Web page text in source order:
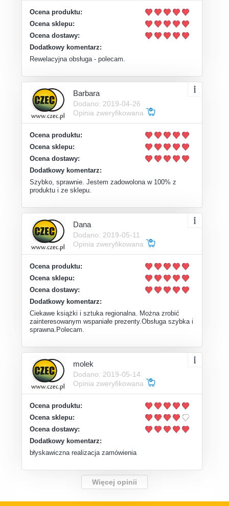
Ocena produktu:
Ocena sklepu:
Ocena dostawy:
Dodatkowy komentarz:
Rewelacyjna obsługa - polecam.
Barbara
Dodano: 2019-04-26
Opinia zweryfikowana
Ocena produktu:
Ocena sklepu:
Ocena dostawy:
Dodatkowy komentarz:
Szybko, sprawnie. Jestem zadowolona w 100% z
produktu i ze sklepu.
Dana
Dodano: 2019-05-11
Opinia zweryfikowana
Ocena produktu:
Ocena sklepu:
Ocena dostawy:
Dodatkowy komentarz:
Ciekawe książki i sztuka regionalna. Można zrobić
zainteresowanym wspaniałe prezenty.Obsługa szybka i
sprawna.Polecam.
molek
Dodano: 2019-05-14
Opinia zweryfikowana
Ocena produktu:
Ocena sklepu:
Ocena dostawy:
Dodatkowy komentarz:
błyskawiczna realizacja zamówienia
Więcej opinii